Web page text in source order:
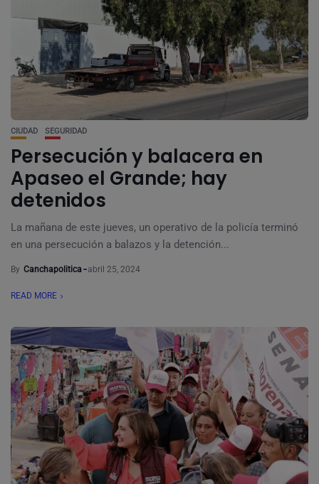
CIUDAD SEGURIDAD
Persecución y balacera en
Apaseo el Grande; hay
detenidos
La mañana de este jueves, un operativo de la policía terminó
en una persecución a balazos y la detención...
By Canchapolitica abril 25, 2024
READ MORE